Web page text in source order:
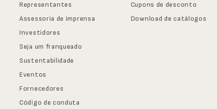
Representantes
Assessoria de imprensa
Investidores
Seja um franqueado
Sustentabilidade
Eventos
Fornecedores
Código de conduta
Cupons de desconto
Download de catálogos